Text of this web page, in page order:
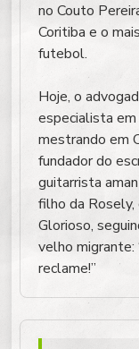
no Couto
Coritiba e o
futebol.
Hoje, o
especialista
mestrando em
fundador do
guitarrista
filho da Rosely,
Glorioso,
velho migrante:
reclame!”